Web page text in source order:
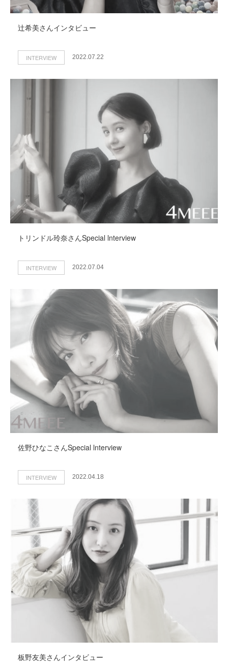
辻希美さんインタビュー
INTERVIEW 2022.07.22
トリンドル玲奈さんSpecial lnterview
INTERVIEW 2022.07.04
佐野ひなこさんSpecial lnterview
INTERVIEW 2022.04.18
板野友美さんインタビュー